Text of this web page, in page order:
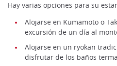
Hay varias opciones para su
Alojarse en Kumamoto o
excursión de un día al
Alojarse en un ryokan
disfrutar de los baños